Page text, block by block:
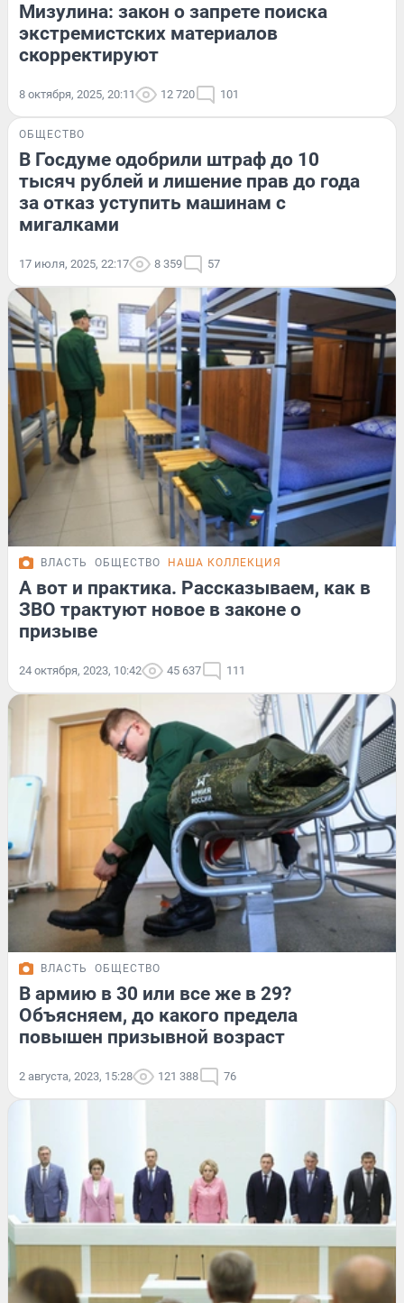
Мизулина: закон о запрете поиска
экстремистских материалов
скорректируют
8 октября, 2025, 20:11 12 720 101
ОБЩЕСТВО
В Госдуме одобрили штраф до 10
тысяч рублей и лишение прав до года
за отказ уступить машинам с
мигалками
17 июля, 2025, 22:17 8 359 57
ВЛАСТЬ ОБЩЕСТВО НАША КОЛЛЕКЦИЯ
А вот и практика. Рассказываем, как в
ЗВО трактуют новое в законе о
призыве
24 октября, 2023, 10:42 45 637 111
ВЛАСТЬ ОБЩЕСТВО
В армию в 30 или все же в 29?
Объясняем, до какого предела
повышен призывной возраст
2 августа, 2023, 15:28 121 388 76